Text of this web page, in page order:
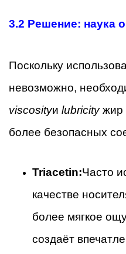
3.2 Решение: наука
Поскольку
невозможно,
viscosityи lubricityжир
более безопасных
Triacetin:Часто
качестве
более мягкое
создаёт